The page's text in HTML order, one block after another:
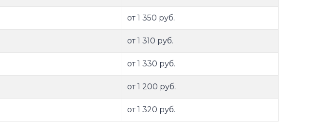
от 1 350 руб.
от 1 310 руб.
от 1 330 руб.
от 1 200 руб.
от 1 320 руб.